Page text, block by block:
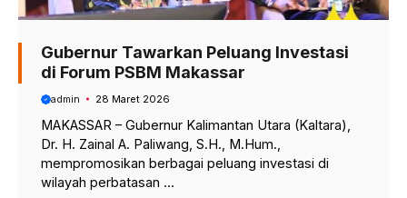
Gubernur Tawarkan Peluang Investasi
di Forum PSBM Makassar
admin 28 Maret 2026
MAKASSAR – Gubernur Kalimantan Utara (Kaltara),
Dr. H. Zainal A. Paliwang, S.H., M.Hum.,
mempromosikan berbagai peluang investasi di
wilayah perbatasan ...